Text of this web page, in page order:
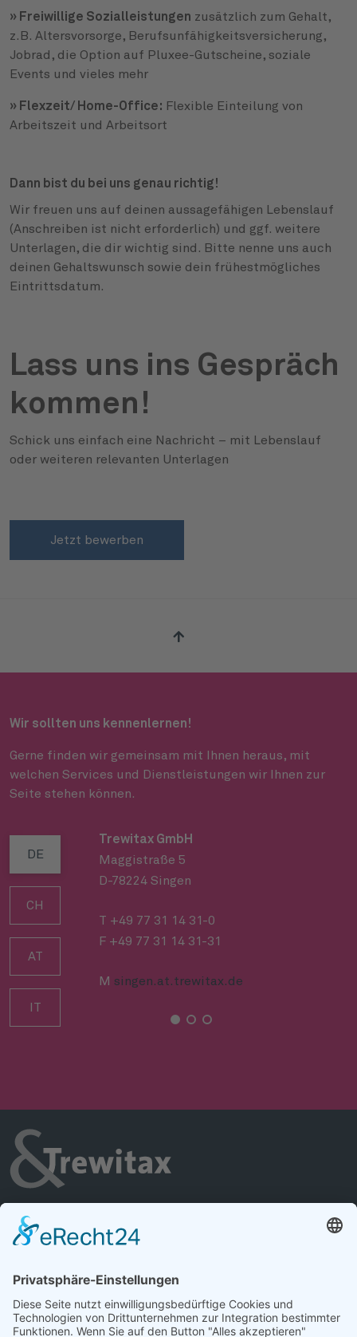
» Freiwillige Sozialleistungen zusätzlich zum Gehalt,
z.B. Altersvorsorge, Berufsunfähigkeitsversicherung,
Jobrad, die Option auf Pluxee-Gutscheine, soziale
Events und vieles mehr
» Flexzeit/ Home-Office: Flexible Einteilung von
Arbeitszeit und Arbeitsort
Dann bist du bei uns genau richtig!
Wir freuen uns auf deinen aussagefähigen Lebenslauf
(Anschreiben ist nicht erforderlich) und ggf. weitere
Unterlagen, die dir wichtig sind. Bitte nenne uns auch
deinen Gehaltswunsch sowie dein frühestmögliches
Eintrittsdatum.
Lass uns ins Gespräch
kommen!
Schick uns einfach eine Nachricht – mit Lebenslauf
oder weiteren relevanten Unterlagen
Jetzt bewerben
Wir sollten uns kennenlernen!
Gerne finden wir gemeinsam mit Ihnen heraus, mit
welchen Services und Dienstleistungen wir Ihnen zur
Seite stehen können.
DE
CH
AT
IT
Trewitax GmbH
Maggistraße 5
D-78224 Singen
T +49 77 31 14 31-0
F +49 77 31 14 31-31
M singen.at.trewitax.de
Home
Leistungen
Karriere